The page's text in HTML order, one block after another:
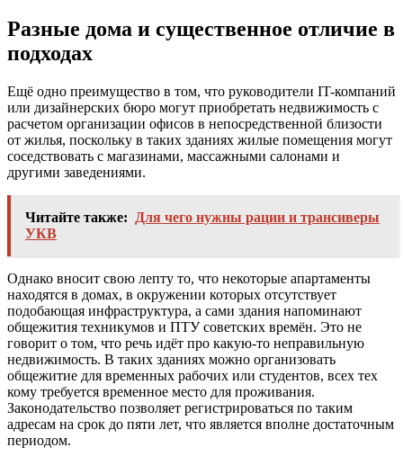
Разные дома и существенное отличие в
подходах
Ещё одно преимущество в том, что руководители IT-компаний
или дизайнерских бюро могут приобретать недвижимость с
расчетом организации офисов в непосредственной близости
от жилья, поскольку в таких зданиях жилые помещения могут
соседствовать с магазинами, массажными салонами и
другими заведениями.
Читайте также:
Для чего нужны рации и трансиверы
УКВ
Однако вносит свою лепту то, что некоторые апартаменты
находятся в домах, в окружении которых отсутствует
подобающая инфраструктура, а сами здания напоминают
общежития техникумов и ПТУ советских времён. Это не
говорит о том, что речь идёт про какую-то неправильную
недвижимость. В таких зданиях можно организовать
общежитие для временных рабочих или студентов, всех тех
кому требуется временное место для проживания.
Законодательство позволяет регистрироваться по таким
адресам на срок до пяти лет, что является вполне достаточным
периодом.